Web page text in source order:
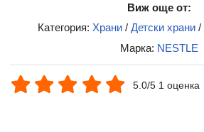
Виж още от:
Категория: Храни / Детски храни /
Марка: NESTLE
5.0/5 1 оценка